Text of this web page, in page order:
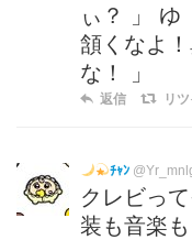
ぃ？ 」 ゆ
頷くなよ
な！ 」
返信 リ
ﾁｬﾝ
クレビっ
装も音楽